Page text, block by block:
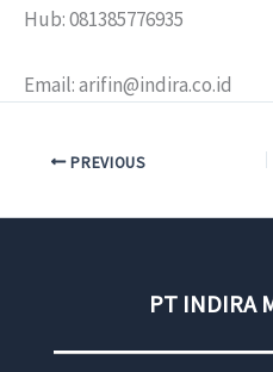
Hub: 081385776935
Email: arifin@indira.co.id
PREVIOUS
PT INDIRA